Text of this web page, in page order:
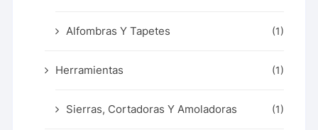
Alfombras Y Tapetes (1)
Herramientas (1)
Sierras, Cortadoras Y Amoladoras (1)